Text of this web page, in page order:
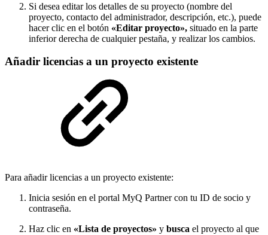
Si desea editar los detalles de su proyecto (nombre del
proyecto, contacto del administrador, descripción, etc.), puede
hacer clic en el botón «Editar proyecto», situado en la parte
inferior derecha de cualquier pestaña, y realizar los cambios.
Añadir licencias a un proyecto existente
Para añadir licencias a un proyecto existente:
Inicia sesión en el portal MyQ Partner con tu ID de socio y
contraseña.
Haz clic en «Lista de proyectos» y busca el proyecto al que